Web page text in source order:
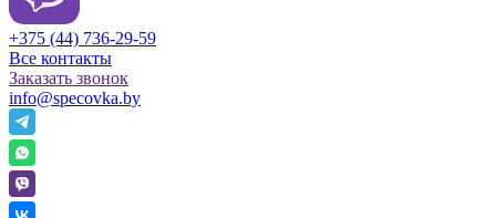
+375 (44) 736-29-59
Все контакты
Заказать звонок
info@specovka.by